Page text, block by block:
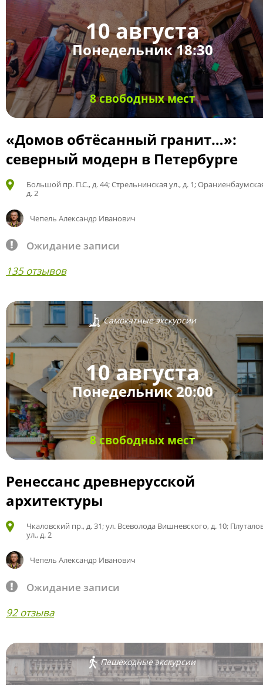
10 августа
Понедельник 18:30
8 свободных мест
«Домов обтёсанный гранит…»:
северный модерн в Петербурге
Большой пр. П.С., д. 44; Стрельнинская ул., д. 1;
д. 2
Чепель Александр Иванович
Ожидание записи
135 отзывов
Самокатные экскурсии
10 августа
Понедельник 20:00
8 свободных мест
Ренессанс древнерусской
архитектуры
Чкаловский пр., д. 31; ул. Всеволода Вишневского, д. 10;
ул., д. 2
Чепель Александр Иванович
Ожидание записи
92 отзыва
Пешеходные экскурсии